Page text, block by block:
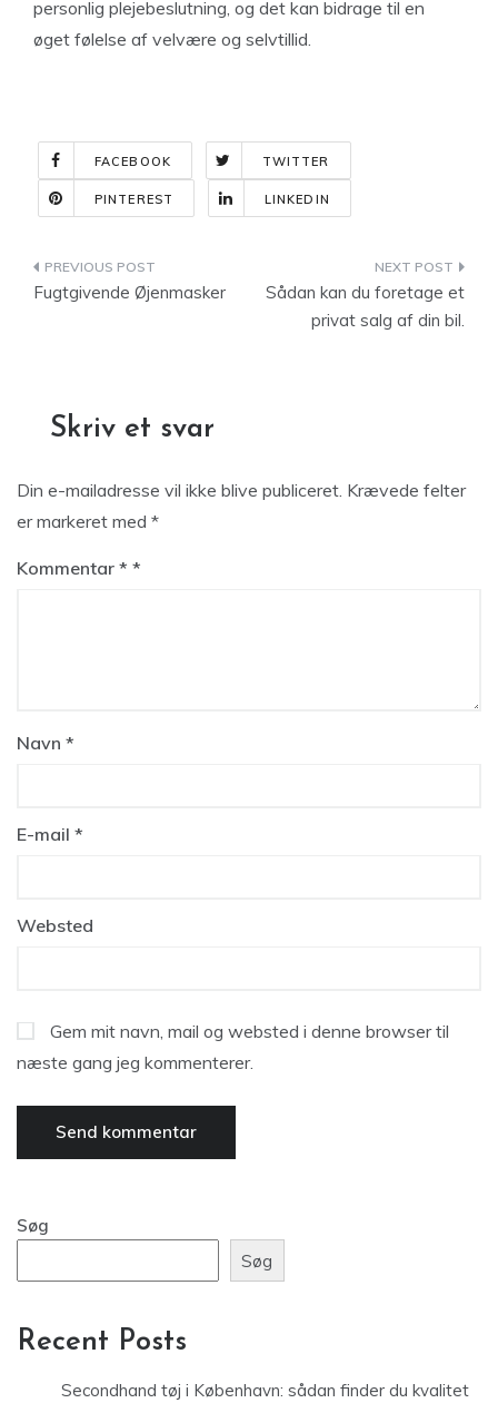
personlig plejebeslutning, og det kan bidrage til en
øget følelse af velvære og selvtillid.
FACEBOOK TWITTER
PINTEREST LINKEDIN
Indlægsnavigation
Fugtgivende Øjenmasker
Sådan kan du foretage et
privat salg af din bil.
Skriv et svar
Din e-mailadresse vil ikke blive publiceret. Krævede felter
er markeret med *
Kommentar *
Navn *
E-mail *
Websted
Gem mit navn, mail og websted i denne browser til
næste gang jeg kommenterer.
Søg
Søg
Recent Posts
Secondhand tøj i København: sådan finder du kvalitet